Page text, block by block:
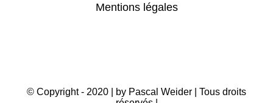
Mentions légales
© Copyright - 2020 | by Pascal Weider | Tous droits